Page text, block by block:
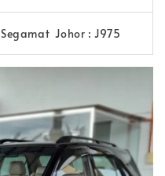
Segamat Johor : J975